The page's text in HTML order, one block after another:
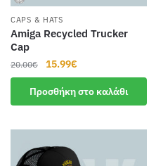
CAPS & HATS
Amiga Recycled Trucker
Cap
20.00€
Original
price
was:
20.00€.
15.99€
τρέχουσα
τιμή
είναι:
Προσθήκη στο καλάθι